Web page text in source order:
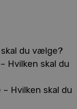
du vælge?
Hvilken skal du
Hvilken skal du